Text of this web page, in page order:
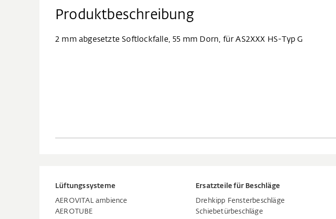
Produktbeschreibung
2 mm abgesetzte Softlockfalle, 55 mm Dorn, für AS2XXX HS-Typ G
Lüftungssysteme
AEROVITAL ambience
AEROTUBE
Ersatzteile für Beschläge
Drehkipp Fensterbeschläge
Schiebetürbeschläge